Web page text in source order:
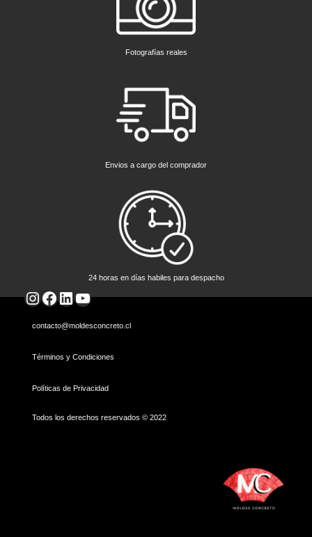
Fotografías reales
Envios a cargo del comprador
24 horas en días habiles para despacho
Instagram
Facebook
LinkedIn
YouTube
contacto@moldesconcreto.cl
Términos y Condiciones
Políticas de Privacidad
Todos los derechos reservados © 2022